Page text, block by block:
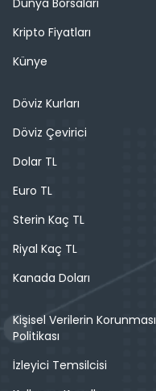
Dünya Borsaları
Kripto Fiyatları
Künye
Döviz Kurları
Döviz Çevirici
Dolar TL
Euro TL
Sterin Kaç TL
Riyal Kaç TL
Kanada Doları
Kişisel Verilerin Korunması
Politikası
İzleyici Temsilcisi